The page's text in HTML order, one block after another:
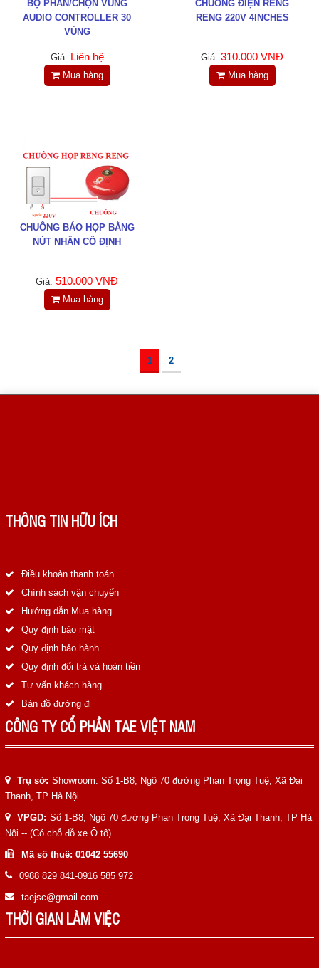
BỘ PHÂN/CHỌN VÙNG
AUDIO CONTROLLER 30
VÙNG
Giá: Liên hệ
Mua hàng
CHUÔNG ĐIỆN RENG
RENG 220V 4INCHES
Giá: 310.000 VNĐ
Mua hàng
CHUÔNG BÁO HỌP BẰNG
NÚT NHẤN CỐ ĐỊNH
Giá: 510.000 VNĐ
Mua hàng
1 2
THÔNG TIN HỮU ÍCH
Điều khoản thanh toán
Chính sách vận chuyển
Hướng dẫn Mua hàng
Quy định bảo mật
Quy định bảo hành
Quy định đổi trả và hoàn tiền
Tư vấn khách hàng
Bản đồ đường đi
CÔNG TY CỔ PHẦN TAE VIỆT NAM
Trụ sở: Showroom: Số 1-B8, Ngõ 70 đường Phan Trọng Tuệ, Xã Đại
Thanh, TP Hà Nội.
VPGD: Số 1-B8, Ngõ 70 đường Phan Trọng Tuệ, Xã Đại Thanh, TP Hà
Nội -- (Có chỗ đỗ xe Ô tô)
Mã số thuế: 01042 55690
0988 829 841-0916 585 972
taejsc@gmail.com
THỜI GIAN LÀM VIỆC